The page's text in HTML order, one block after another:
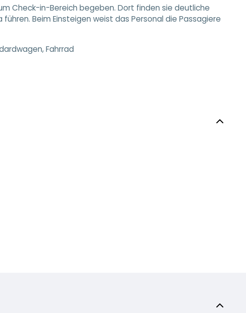
Check-in-Bereich begeben. Dort finden sie deutliche
Beim Einsteigen weist das Personal die Passagiere
Fahrrad